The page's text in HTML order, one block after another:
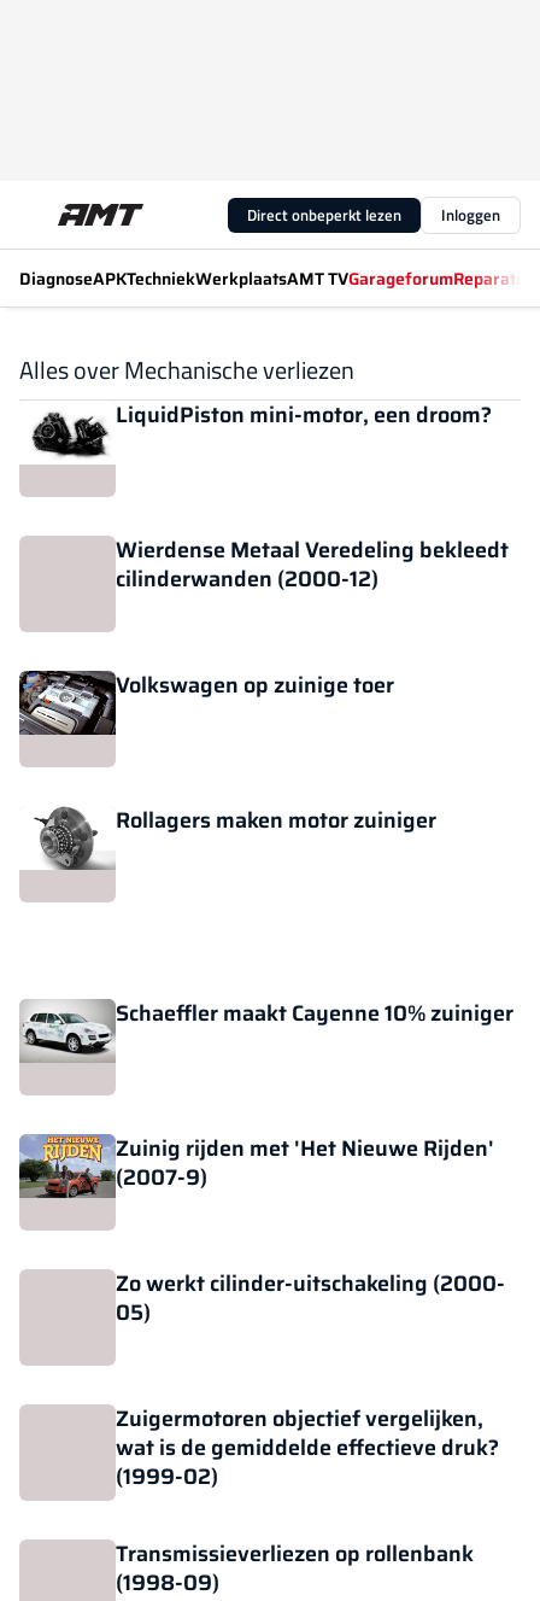
Direct onbeperkt lezen Inloggen
DiagnoseAPKTechniekWerkplaatsAMT TVGarageforum
Alles over Mechanische verliezen
LiquidPiston mini-motor, een droom?
Wierdense Metaal Veredeling bekleedt
cilinderwanden (2000-12)
Volkswagen op zuinige toer
Rollagers maken motor zuiniger
Schaeffler maakt Cayenne 10% zuiniger
Zuinig rijden met 'Het Nieuwe Rijden'
(2007-9)
Zo werkt cilinder-uitschakeling (2000-
05)
Zuigermotoren objectief vergelijken,
wat is de gemiddelde effectieve druk?
(1999-02)
Transmissieverliezen op rollenbank
(1998-09)